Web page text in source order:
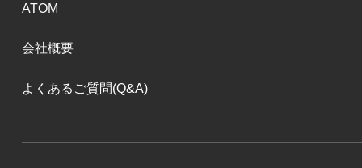
ATOM
会社概要
よくあるご質問(Q&A)